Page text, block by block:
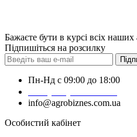
Бажаєте бути в курсі всіх
Підпишіться на розсилку
Пн-Нд с 09:00 до 18:00
info@agrobiznes.com.ua
Особистий кабінет